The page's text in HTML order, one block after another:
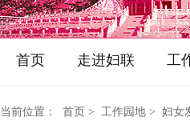
首页 走进妇联 工
当前位置： 首页 > 工作园地 > 妇女